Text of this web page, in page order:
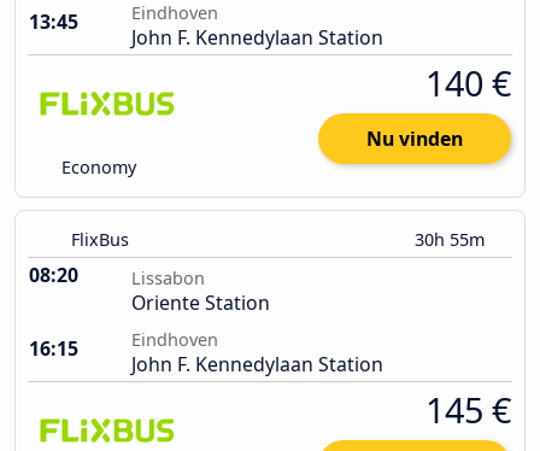
13:45
Eindhoven
John F. Kennedylaan Station
Economy
140 €
Nu vinden
FlixBus 30h 55m
08:20 Lissabon
Oriente Station
16:15
Eindhoven
John F. Kennedylaan Station
145 €